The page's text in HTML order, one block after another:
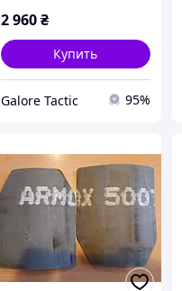
бронежилета плити
2 960₴
Купить
Galore Tactic 95%